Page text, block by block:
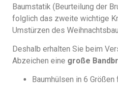
Baumstatik (Beurteilung der
folglich das zweite wichtige
Umstürzen des
Deshalb erhalten Sie beim
Abzeichen eine große
Baumhülsen in 6